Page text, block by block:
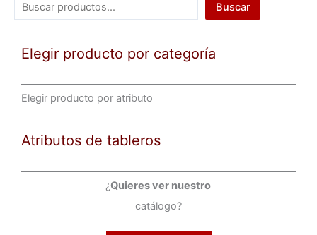
en
página
producto
Buscar
Elegir producto por categoría
Elegir producto por atributo
Atributos de tableros
¿Quieres ver nuestro
catálogo?